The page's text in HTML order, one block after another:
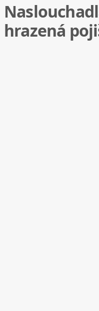
hrazená